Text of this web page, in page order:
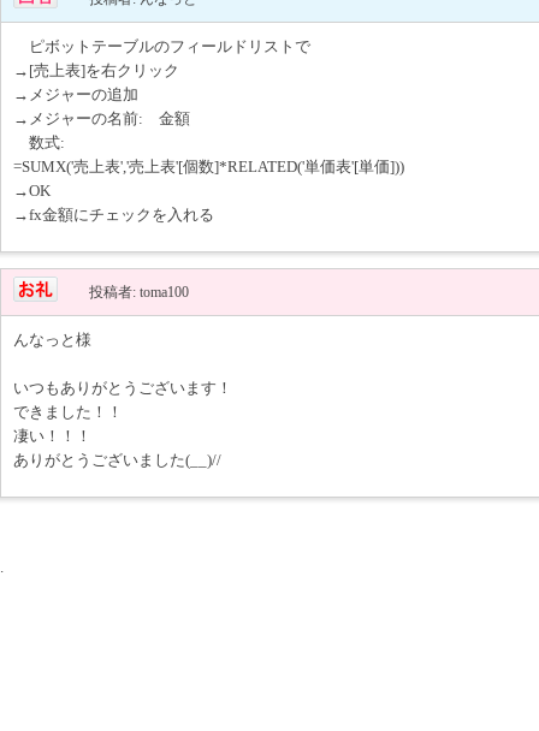
ピボットテーブルのフィールドリストで
→[売上表]を右クリック
→メジャーの追加
→メジャーの名前: 金額
数式:
=SUMX('売上表','売上表'[個数]*RELATED('単価表'[単価]))
→OK
→fx金額にチェックを入れる
投稿者: toma100
んなっと様
いつもありがとうございます！
できました！！
凄い！！！
ありがとうございました(__)//